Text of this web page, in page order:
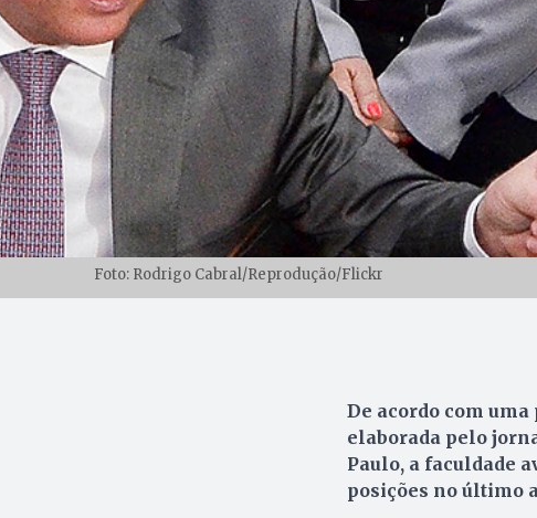
Foto: Rodrigo Cabral/Reprodução/Flickr
De acordo com uma
elaborada pelo
Paulo, a faculdade
posições no último